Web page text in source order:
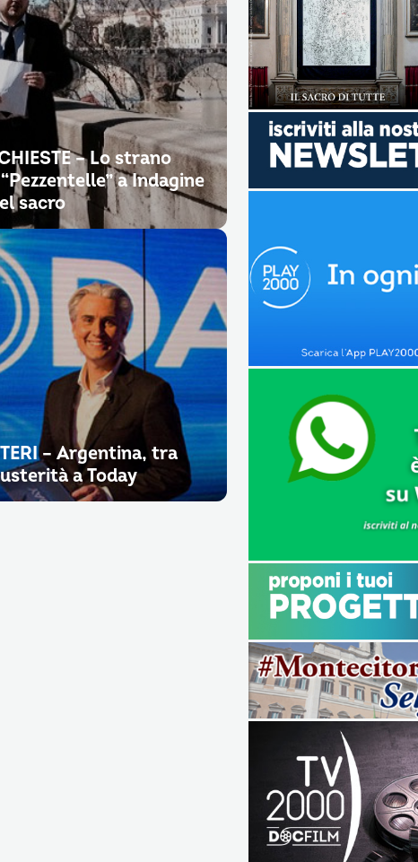
– Lo strano
a Indagine
sacro
– Argentina, tra
a Today